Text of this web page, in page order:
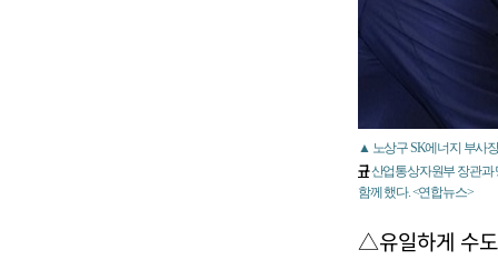
▲ 노상구 SK에너지 부사
규산업통상자원부 장관과
함께 했다. <연합뉴스>
△유일하게 수